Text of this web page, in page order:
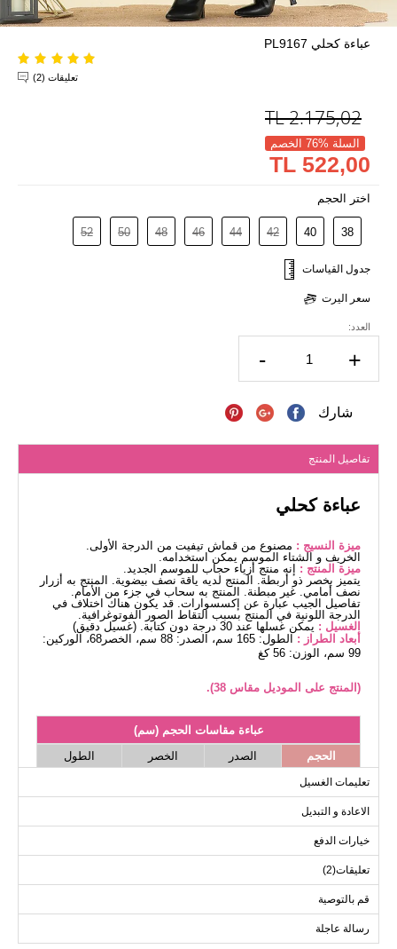
عباءة كحلي PL9167
تعليقات (2)
2.175,02
TL
السلة %76 الخصم
522,00 TL
اختر الحجم
38
40
42
44
46
48
50
52
جدول القياسات
سعر اليرت
العدد:
- +
شارك
تفاصيل المنتج
عباءة كحلي
ميزة النسيج : مصنوع من قماش تيفيت من الدرجة الأولى.
الخريف و الشتاء الموسم يمكن استخدامه.
ميزة المنتج : إنه منتج أزياء حجاب للموسم الجديد.
يتميز بخصر ذو أربطة. المنتج لديه ياقة نصف بيضوية. المنتج به أزرار
نصف أمامي. غير مبطنة. المنتج به سحاب في جزء من الأمام.
تفاصيل الجيب عبارة عن إكسسوارات. قد يكون هناك اختلاف في
الدرجة اللونية في المنتج بسبب التقاط الصور الفوتوغرافية.
الغسيل : يمكن غسلها عند 30 درجة دون كتابة. (غسيل دقيق)
أبعاد الطراز :
الطول: 165 سم، الصدر: 88 سم، الخصر68، الوركين:
99 سم، الوزن: 56 كغ
(المنتج على الموديل مقاس 38).
عباءة مقاسات الحجم (سم)
الحجم
الصدر الخصر
الطول
38
42
102
96
134
44
46
48
50
118
110
134
52
122
114
134
تعليمات الغسيل
الاعادة و التبديل
خيارات الدفع
تعليقات(2)
قم بالتوصية
رسالة عاجلة